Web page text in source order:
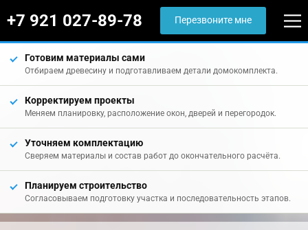
+7 921 027-89-78 Перезвоните мне
Готовим материалы сами
Отбираем древесину и подготавливаем детали домокомплекта.
Корректируем проекты
Меняем планировку, расположение окон, дверей и перегородок.
Уточняем комплектацию
Сверяем материалы и состав работ до окончательного расчёта.
Планируем строительство
Согласовываем подготовку участка и последовательность этапов.